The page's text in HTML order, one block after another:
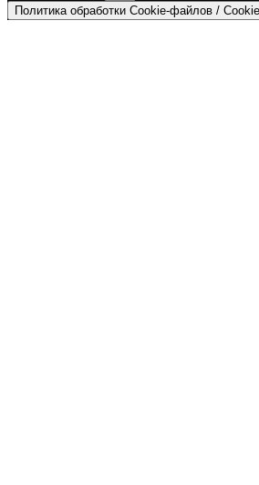
Политика обработки Cookie-файлов /